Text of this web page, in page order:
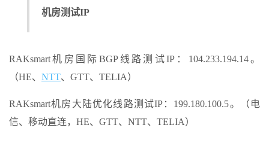
机房测试IP
RAKsmart机房国际BGP线路测试IP：104.233.194.14。
（HE、 NTT、GTT、TELIA）
RAKsmart机房大陆优化线路测试IP：199.180.100.5。（电
信、移动直连，HE、GTT、NTT、TELIA）